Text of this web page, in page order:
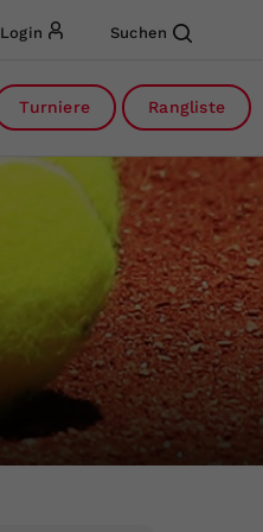
Login Suchen
Turniere Rangliste